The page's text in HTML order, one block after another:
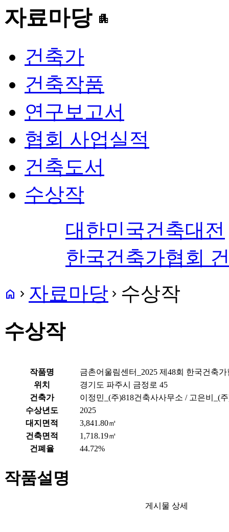
자료마당 apartment
건축가
건축작품
연구보고서
협회 사업실적
건축도서
수상작
대한민국건축대전
한국건축가협회
home navigate_next 자료마당 navigate_next 수상작
수상작
작품명
금촌어울림센터_2025 제48회 한국건축
위치
경기도 파주시 금정로 45
건축가
이정민_(주)818건축사사무소 / 고은비_(
수상년도
2025
대지면적
3,841.80㎡
건축면적
1,718.19㎡
건폐율
44.72%
작품설명
게시물 상세